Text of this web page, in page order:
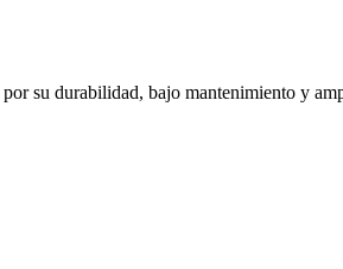
su durabilidad, bajo mantenimiento y